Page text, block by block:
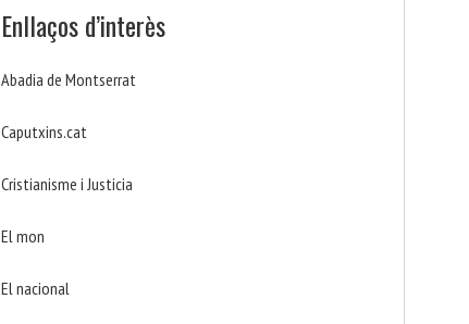
Enllaços d’interès
Abadia de Montserrat
Caputxins.cat
Cristianisme i Justicia
El mon
El nacional